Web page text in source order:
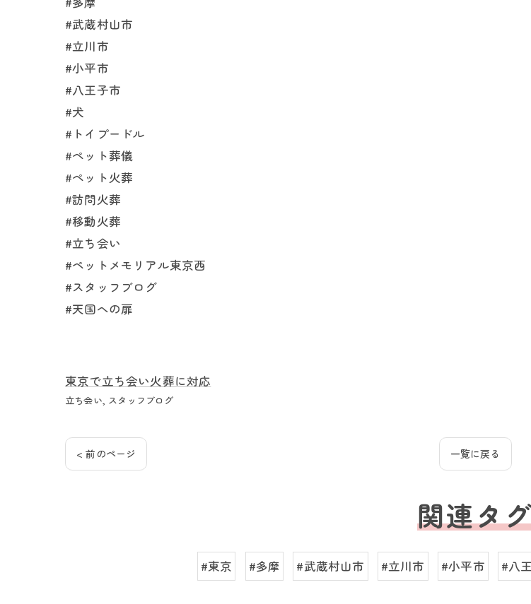
#武蔵村山市
#立川市
#小平市
#八王子市
#犬
#トイプードル
#ペット葬儀
#ペット火葬
#訪問火葬
#移動火葬
#立ち会い
#ペットメモリアル東京西
#スタッフブログ
#天国への扉
東京で立ち会い火葬に対応
立ち会い スタッフブログ
< 前のページ 一覧に戻る
関連タ
#東京 #多摩 #武蔵村山市 #立川市 #小平市 #八